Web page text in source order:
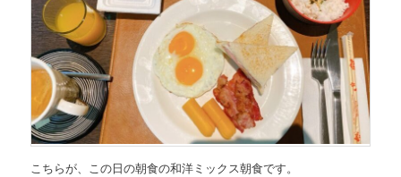
こちらが、この日の朝食の和洋ミックス朝食です。